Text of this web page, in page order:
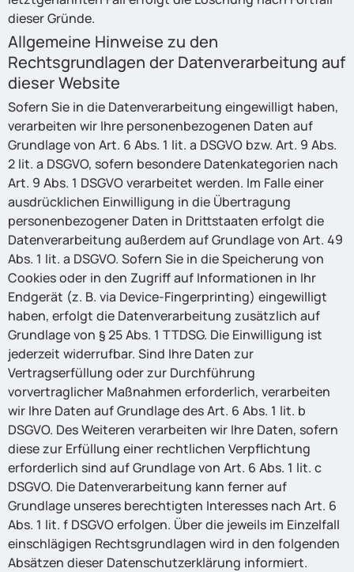
dieser Gründe.
Allgemeine Hinweise zu den
Rechtsgrundlagen der Datenverarbeitung auf
dieser Website
Sofern Sie in die Datenverarbeitung eingewilligt haben,
verarbeiten wir Ihre personenbezogenen Daten auf
Grundlage von Art. 6 Abs. 1 lit. a DSGVO bzw. Art. 9 Abs.
2 lit. a DSGVO, sofern besondere Datenkategorien nach
Art. 9 Abs. 1 DSGVO verarbeitet werden. Im Falle einer
ausdrücklichen Einwilligung in die Übertragung
personenbezogener Daten in Drittstaaten erfolgt die
Datenverarbeitung außerdem auf Grundlage von Art. 49
Abs. 1 lit. a DSGVO. Sofern Sie in die Speicherung von
Cookies oder in den Zugriff auf Informationen in Ihr
Endgerät (z. B. via Device-Fingerprinting) eingewilligt
haben, erfolgt die Datenverarbeitung zusätzlich auf
Grundlage von § 25 Abs. 1 TTDSG. Die Einwilligung ist
jederzeit widerrufbar. Sind Ihre Daten zur
Vertragserfüllung oder zur Durchführung
vorvertraglicher Maßnahmen erforderlich, verarbeiten
wir Ihre Daten auf Grundlage des Art. 6 Abs. 1 lit. b
DSGVO. Des Weiteren verarbeiten wir Ihre Daten, sofern
diese zur Erfüllung einer rechtlichen Verpflichtung
erforderlich sind auf Grundlage von Art. 6 Abs. 1 lit. c
DSGVO. Die Datenverarbeitung kann ferner auf
Grundlage unseres berechtigten Interesses nach Art. 6
Abs. 1 lit. f DSGVO erfolgen. Über die jeweils im Einzelfall
einschlägigen Rechtsgrundlagen wird in den folgenden
Absätzen dieser Datenschutzerklärung informiert.